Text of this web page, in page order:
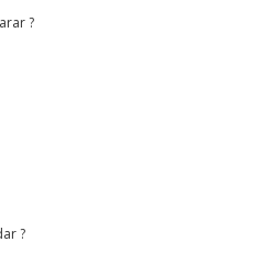
?
?